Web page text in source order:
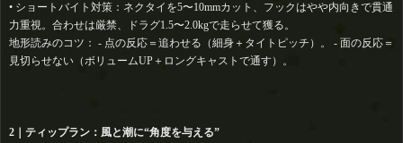
• ショートバイト対策：ネクタイを5〜10mmカット、フックはやや内向きで貫通
力重視。合わせは厳禁、ドラグ1.5〜2.0kgで走らせて獲る。
地形読みのコツ： - 点の反応＝追わせる（細身＋タイトピッチ）。 - 面の反応＝
見切らせない（ボリュームUP＋ロングキャストで通す）。
2｜ティップラン：風と潮に“角度を与える”